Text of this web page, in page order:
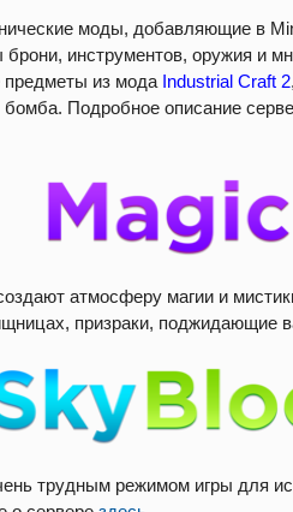
моды, добавляющие в
инструментов, оружия и
предметы из мода Industrial Craft 2
Подробное описание
атмосферу магии и
призраки, поджидающие
трудным режимом игры для